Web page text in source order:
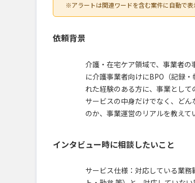
※アラートは関連ワードを含む案件に自動で
依頼背景
介護・在宅ケア領域で、事業者
に介護事業者向けにBPO（記録
れた経験のある方に、事業として
サービスの中身だけでなく、ど
のか、事業運営のリアルを教えて
インタビュー時に相談したいこと
サービス仕様：対応している業